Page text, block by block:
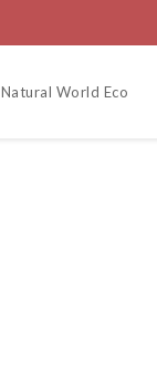
Natural World Eco